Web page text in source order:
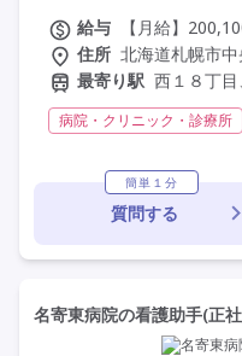
給与
【月給】
住所 北海道札幌市
最寄り駅 西１８丁
病院・クリニック・診療所
残業月20時間以
社会保険完備
簡単１分
質問する
名寄東病院の看護助手(正